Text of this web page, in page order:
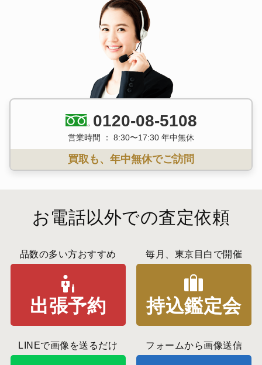
0120-08-5108
営業時間 ： 8:30〜17:30 年中無休
買取も、年中無休でご訪問
お電話以外での査定依頼
品数の多い方おすすめ
出張予約
毎月、東京目白で開催
持込鑑定会
LINEで画像を送るだけ フォームから画像送信